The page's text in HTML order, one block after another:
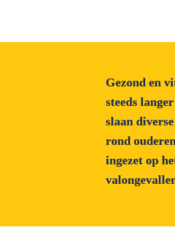
Gezond en
steeds
slaan
rond
ingezet op